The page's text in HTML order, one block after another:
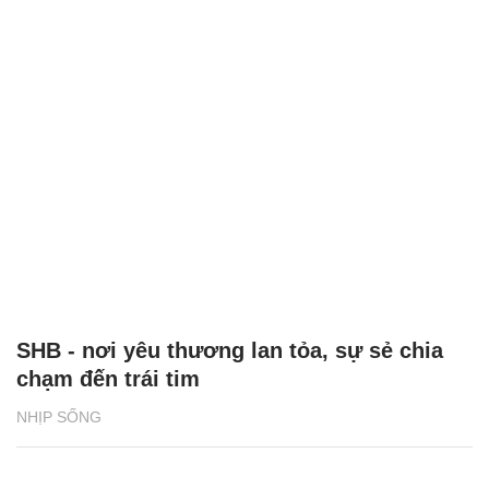
NHỊP SỐNG
SHB - nơi yêu thương lan tỏa, sự sẻ chia
chạm đến trái tim